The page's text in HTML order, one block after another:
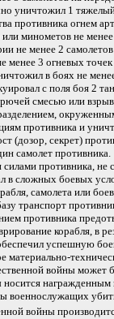
уничтожил 1
противника огнем
минометов не
не менее 2
менее 3 огневых
в боях не
с поля боя 2
смесью или
противника и
(дозор, секрет)
самолет противника.
противника, не
в сложных боевых
самолета или
транспорт
противника
корабля, в
успешную
материально-
войны может
награжденным
войны